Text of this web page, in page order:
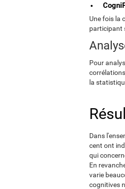
Une fois la
participant
Pour
la
Dans
cent ont
qui
En
varie
cognitives